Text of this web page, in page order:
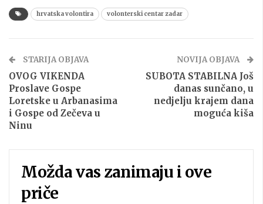
hrvatska volontira volonterski centar zadar
STARIJA OBJAVA
OVOG VIKENDA
Proslave Gospe
Loretske u Arbanasima
i Gospe od Zečeva u
Ninu
NOVIJA OBJAVA
SUBOTA STABILNA Još
danas sunčano, u
nedjelju krajem dana
moguća kiša
Možda vas zanimaju i ove
priče